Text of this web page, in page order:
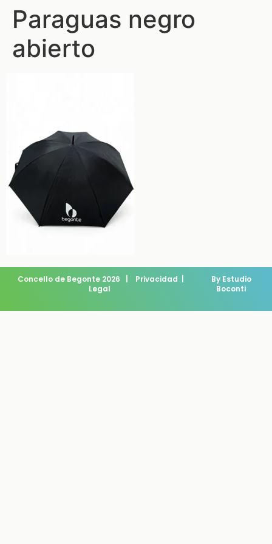
Paraguas negro
abierto
Concello de Begonte 2026 Privacidad
Legal
By Estudio
Boconti